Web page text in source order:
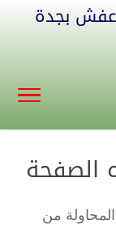
عفش بجدة
الصفحة
من